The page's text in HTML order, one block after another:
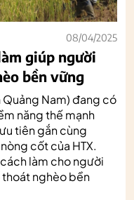
08/04/2025
giúp người
bền vững
Quảng Nam) đang có
năng thế mạnh
tiên gắn cùng
cốt của HTX.
làm cho người
nghèo bền